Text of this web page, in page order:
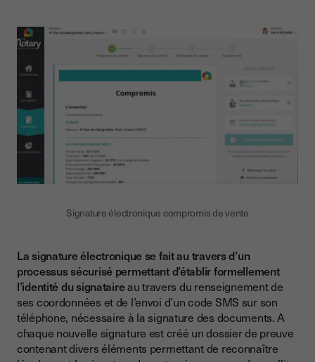
Signature électronique compromis de vente
La signature électronique se fait au travers d’un
processus sécurisé permettant d’établir formellement
l’identité du signataireau travers du renseignement de
ses coordonnées et de l’envoi d’un code SMS sur son
téléphone, nécessaire à la signature des documents. A
chaque nouvelle signature est créé un dossier de preuve
contenant divers éléments permettant de reconnaître